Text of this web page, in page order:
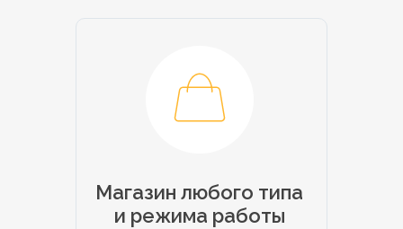
Магазин любого типа
и режима работы